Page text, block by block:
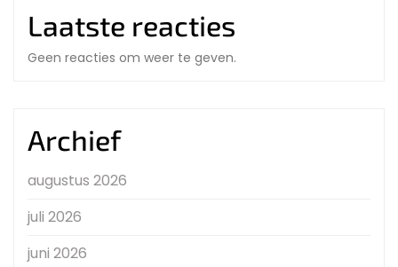
Laatste reacties
Geen reacties om weer te geven.
Archief
augustus 2026
juli 2026
juni 2026